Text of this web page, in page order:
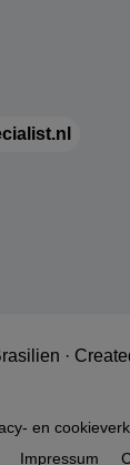
·
en
Impressum